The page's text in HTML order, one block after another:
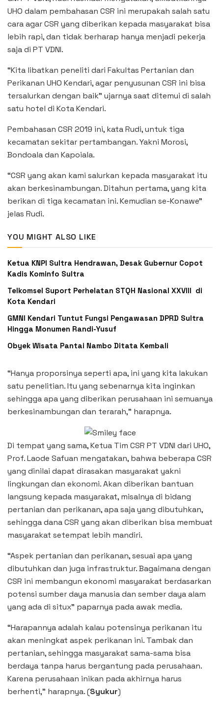
UHO dalam pembahasan CSR ini merupakah salah satu
cara agar CSR yang diberikan kepada masyarakat bisa
lebih rapi, dan tidak berharap hanya menjadi pekerja
saja di PT VDNI.
“Kita libatkan peneliti dari Fakultas Pertanian dan
Perikanan UHO Kendari, agar penyusunan CSR ini bisa
tersalurkan dengan baik” ujarnya saat ditemui di salah
satu hotel di Kota Kendari.
Pembahasan CSR 2019 ini, kata Rudi, untuk tiga
kecamatan sekitar pertambangan. Yakni Morosi,
Bondoala dan Kapoiala.
“CSR yang akan kami salurkan kepada masyarakat itu
akan berkesinambungan. Ditahun pertama, yang kita
berikan di tiga kecamatan ini. Kemudian se-Konawe”
jelas Rudi.
YOU MIGHT ALSO LIKE
Ketua KNPI Sultra Hendrawan, Desak Gubernur Copot
Kadis Kominfo Sultra
Telkomsel Suport Perhelatan STQH Nasional XXVIII di
Kota Kendari
GMNI Kendari Tuntut Fungsi Pengawasan DPRD Sultra
Hingga Monumen Randi-Yusuf ‎
Obyek Wisata Pantai Nambo Ditata Kembali
“Hanya proporsinya seperti apa, ini yang kita lakukan
satu penelitian. Itu yang sebenarnya kita inginkan
sehingga apa yang diberikan perusahaan ini semuanya
berkesinambungan dan terarah,” harapnya.
Di tempat yang sama, Ketua Tim CSR PT VDNI dari UHO,
Prof. Laode Safuan mengatakan, bahwa beberapa CSR
yang dinilai dapat dirasakan masyarakat yakni
lingkungan dan ekonomi. Akan diberikan bantuan
langsung kepada masyarakat, misalnya di bidang
pertanian dan perikanan, apa saja yang dibutuhkan,
sehingga dana CSR yang akan diberikan bisa membuat
masyarakat setempat lebih mandiri.
“Aspek pertanian dan perikanan, sesuai apa yang
dibutuhkan dan juga infrastruktur. Bagaimana dengan
CSR ini membangun ekonomi masyarakat berdasarkan
potensi sumber daya manusia dan sember daya alam
yang ada di situx” paparnya pada awak media.
“Harapannya adalah kalau potensinya perikanan itu
akan meningkat aspek perikanan ini. Tambak dan
pertanian, sehingga masyarakat sama-sama bisa
berdaya tanpa harus bergantung pada perusahaan.
Karena perusahaan inikan pada akhirnya harus
berhenti,” harapnya. (Syukur)